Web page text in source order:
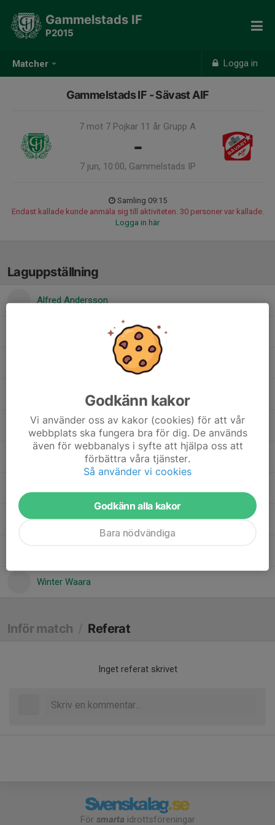
Matcher Logga in
Gammelstads IF
P2015
Gammelstads IF - Sävast AIF
7 mot 7 Pojkar 11 år Grupp A
-
7 jun, 10:00, Gammelstads IP
Samling 09:15
Endast kallade kunde anmäla sig till aktiviteten. 30 personer var kallade.
Logga in här
Laguppställning
Alfred Andersson
Hjalmar Westerberg
Melvin Dalhägg
Melwin Esperi
Noah Pihl Holmqvist
Winter Waara
Inför match Referat
Inget referat skrivet
För smarta idrottsföreningar
Godkänn kakor
Vi använder oss av kakor (cookies) för att vår
webbplats ska fungera bra för dig. De används
även för webbanalys i syfte att hjälpa oss att
förbättra våra tjänster.
Så använder vi cookies
Godkänn alla kakor
Bara nödvändiga